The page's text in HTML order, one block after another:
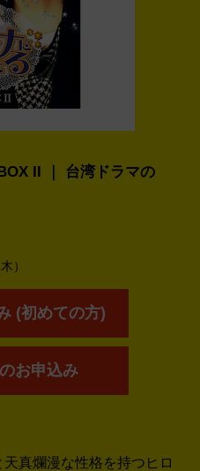
II ｜ 台湾ドラマの
）
(初めての方)
お申込み
真爛漫な性格を持つヒロ